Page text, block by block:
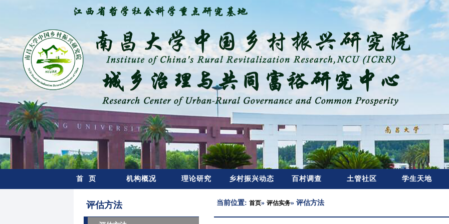
首 页 机构概况 理论研究 乡村振兴动态 百村调查 土管社区 学生天地
评估方法 当前位置: 首页» 评估实务» 评估方法